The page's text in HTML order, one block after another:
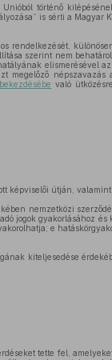
történő
is sérti a Magyar
rendelkezését,
szerint nem
elismerésével
megelőző népszavazás
való
képviselői útján,
nemzetközi
jogok gyakorlásához és
e
kiteljesedése
tette fel,